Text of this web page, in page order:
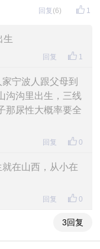
1
回复 (6)
生
1
回复
家宁波人跟父母到
沟沟里出生，三线
那尿性大概率要全
0
回复
就在山西，从小在
0
回复
3回复